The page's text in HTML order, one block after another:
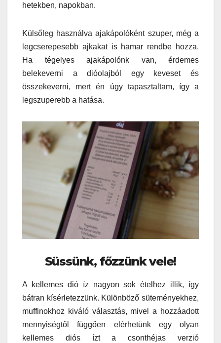
hetekben, napokban.
Külsőleg használva ajakápolóként szuper, még a
legcserepesebb ajkakat is hamar rendbe hozza.
Ha tégelyes ajakápolónk van, érdemes
belekeverni a dióolajból egy keveset és
összekeverni, mert én úgy tapasztaltam, így a
legszuperebb a hatása.
Süssünk, főzzünk vele!
A kellemes dió íz nagyon sok ételhez illik, így
bátran kísérletezzünk. Különböző süteményekhez,
muffinokhoz kiváló választás, mivel a hozzáadott
mennyiségtől függően elérhetünk egy olyan
kellemes diós ízt a csonthéjas verzió